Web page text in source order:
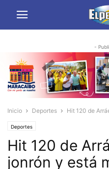
-
Inicio Deportes Hit 120 de
Deportes
Hit 120 de
jonrón y está